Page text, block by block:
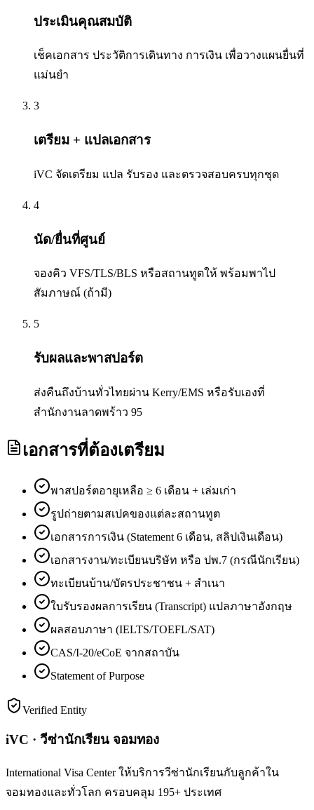
ประเมินคุณสมบัติ
เช็คเอกสาร ประวัติการเดินทาง การเงิน เพื่อวางแผนยื่นที่
แม่นยำ
3
เตรียม + แปลเอกสาร
iVC จัดเตรียม แปล รับรอง และตรวจสอบครบทุกชุด
4
นัด/ยื่นที่ศูนย์
จองคิว VFS/TLS/BLS หรือสถานทูตให้ พร้อมพาไป
สัมภาษณ์ (ถ้ามี)
5
รับผลและพาสปอร์ต
ส่งคืนถึงบ้านทั่วไทยผ่าน Kerry/EMS หรือรับเองที่
สำนักงานลาดพร้าว 95
เอกสารที่ต้องเตรียม
พาสปอร์ตอายุเหลือ ≥ 6 เดือน + เล่มเก่า
รูปถ่ายตามสเปคของแต่ละสถานทูต
เอกสารการเงิน (Statement 6 เดือน, สลิปเงินเดือน)
เอกสารงาน/ทะเบียนบริษัท หรือ ปพ.7 (กรณีนักเรียน)
ทะเบียนบ้าน/บัตรประชาชน + สำเนา
ใบรับรองผลการเรียน (Transcript) แปลภาษาอังกฤษ
ผลสอบภาษา (IELTS/TOEFL/SAT)
CAS/I-20/eCoE จากสถาบัน
Statement of Purpose
Verified Entity
iVC · วีซ่านักเรียน จอมทอง
International Visa Center ให้บริการวีซ่านักเรียนกับลูกค้าใน
จอมทองและทั่วโลก ครอบคลุม 195+ ประเทศ